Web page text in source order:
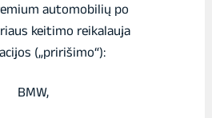
automobilių po
keitimo reikalauja
(„pririšimo“):
BMW,